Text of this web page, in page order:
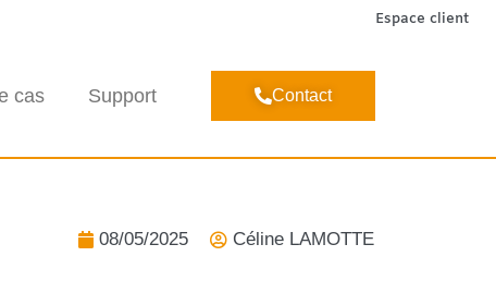
Espace client
cas Support Contact
08/05/2025 Céline LAMOTTE